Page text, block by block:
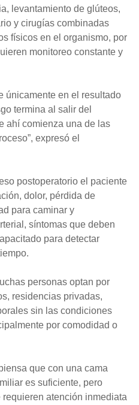
levantamiento de glúteos,
y cirugías combinadas
físicos en el organismo, por
monitoreo constante y
únicamente en el resultado
termina al salir del
ahí comienza una de las
expresó el
postoperatorio el paciente
dolor, pérdida de
para caminar y
síntomas que deben
para detectar
personas optan por
residencias privadas,
sin las condiciones
por comodidad o
que con una cama
es suficiente, pero
atención inmediata